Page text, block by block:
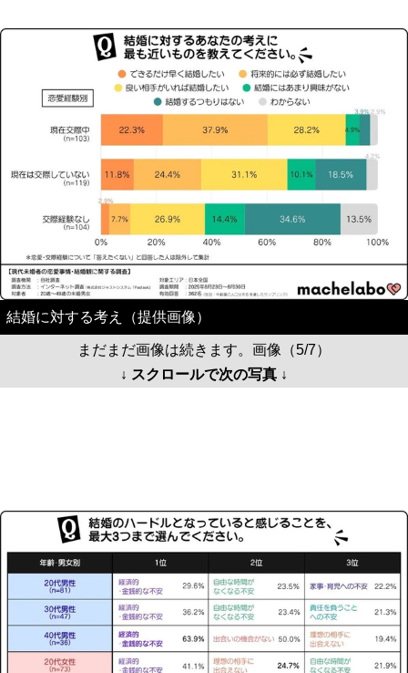
結婚に対する考え（提供画像）
まだまだ画像は続きます。画像（5/7）
↓ スクロールで次の写真 ↓